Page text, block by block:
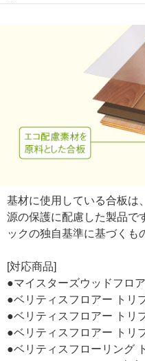
基材に使用している合板は
源の保護に配慮した製品で
ックの独自基準に基づくも
[対応商品]
●マイスターズウッドフロ
●ベリティスフロアー トリ
●ベリティスフロアー トリ
●ベリティスフロアー トリ
●ベリティスフローリング